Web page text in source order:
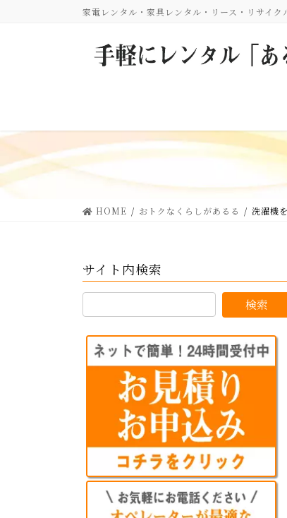
移
動
家電レンタル・家具レンタル・リース・リサイ
HOME おトクなくらしがあるる 洗濯機
サイト内検索